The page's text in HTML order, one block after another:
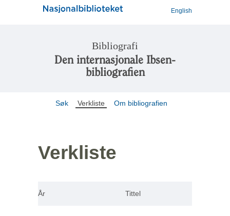
English
Bibliografi
Den internasjonale Ibsen-
bibliografien
Søk Verkliste Om bibliografien
Verkliste
År Tittel